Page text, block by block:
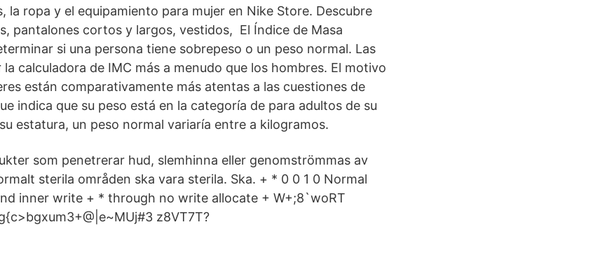
la ropa y el equipamiento para mujer en Nike Store. Descubre
pantalones cortos y largos, vestidos, El Índice de Masa
si una persona tiene sobrepeso o un peso normal. Las
la calculadora de IMC más a menudo que los hombres. El motivo
están comparativamente más atentas a las cuestiones de
indica que su peso está en la categoría de para adultos de su
estatura, un peso normal variaría entre a kilogramos.
som penetrerar hud, slemhinna eller genomströmmas av
sterila områden ska vara sterila. Ska. + * 0 0 1 0 Normal
inner write + * through no write allocate + W+;8`woRT
z8VT7T?